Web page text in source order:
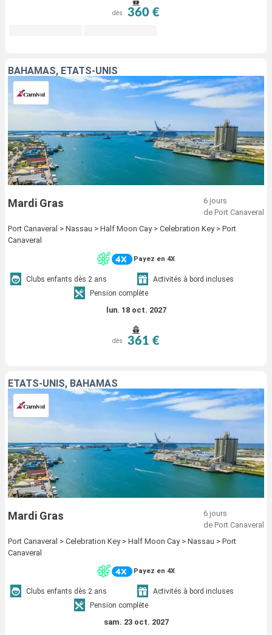
dès 360 €
BAHAMAS, ÉTATS-UNIS
Mardi Gras
6 jours
de Port Canaveral
Port Canaveral > Nassau > Half Moon Cay > Celebration Key > Port
Canaveral
Payez en 4X
Clubs enfants dès 2 ans
Activités à bord incluses
Pension complète
lun. 18 oct. 2027
dès 361 €
ÉTATS-UNIS, BAHAMAS
Mardi Gras
6 jours
de Port Canaveral
Port Canaveral > Celebration Key > Half Moon Cay > Nassau > Port
Canaveral
Payez en 4X
Clubs enfants dès 2 ans
Activités à bord incluses
Pension complète
sam. 23 oct. 2027